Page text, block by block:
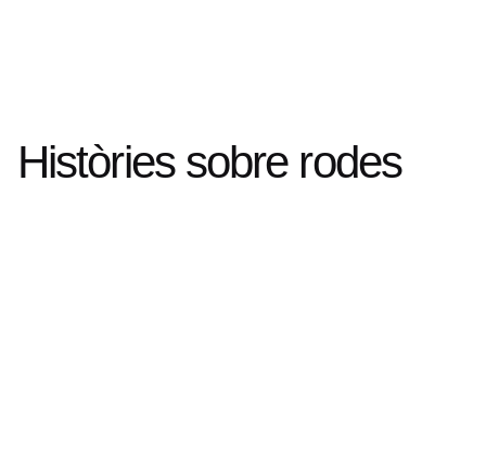
Històries sobre rodes